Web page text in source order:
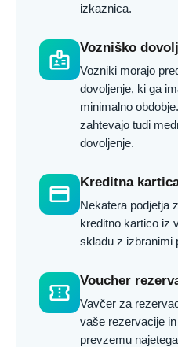
izkaznica.
badge
Vozniško
Vozniki morajo
dovoljenje, ki ga
minimalno
zahtevajo tudi
dovoljenje.
credit_card
Kreditna
Nekatera podjetja
kreditno kartico iz
skladu z izbranimi
confirmation_number
Voucher
Vavčer za
vaše rezervacije
prevzemu